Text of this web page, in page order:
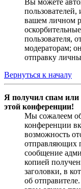
Вы можете
вашем личном
пользователя,
модераторам;
отправку
Вернуться к началу
Я получил спам или
этой конференции!
Мы сожалеем
конференции
возможность
отправляющих
сообщение
копией
заголовки, в
об